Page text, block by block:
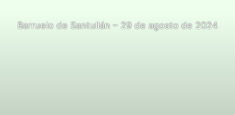
Barruelo de Santullán – 29 de agosto de 2024